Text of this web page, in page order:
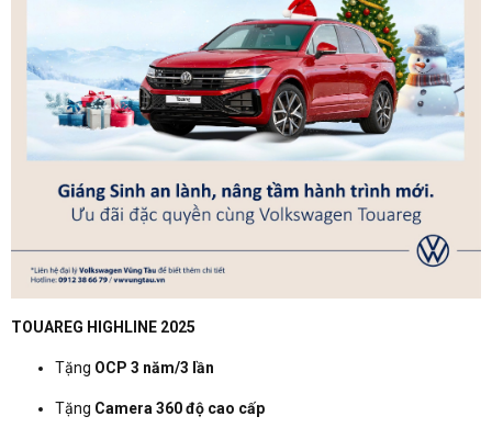
TOUAREG HIGHLINE 2025
Tặng OCP 3 năm/3 lần
Tặng Camera 360 độ cao cấp